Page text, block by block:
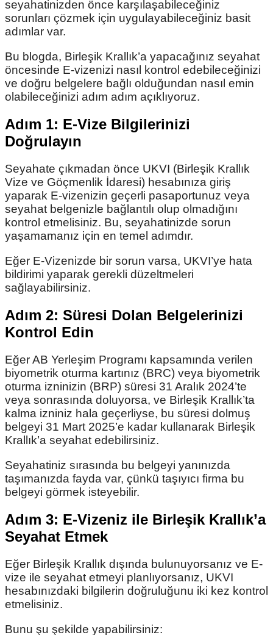
seyahatinizden önce karşılaşabileceğiniz
sorunları çözmek için uygulayabileceğiniz basit
adımlar var.
Bu blogda, Birleşik Krallık’a yapacağınız seyahat
öncesinde E-vizenizi nasıl kontrol edebileceğinizi
ve doğru belgelere bağlı olduğundan nasıl emin
olabileceğinizi adım adım açıklıyoruz.
Adım 1: E-Vize Bilgilerinizi
Doğrulayın
Seyahate çıkmadan önce UKVI (Birleşik Krallık
Vize ve Göçmenlik İdaresi) hesabınıza giriş
yaparak E-vizenizin geçerli pasaportunuz veya
seyahat belgenizle bağlantılı olup olmadığını
kontrol etmelisiniz. Bu, seyahatinizde sorun
yaşamamanız için en temel adımdır.
Eğer E-Vizenizde bir sorun varsa, UKVI’ye hata
bildirimi yaparak gerekli düzeltmeleri
sağlayabilirsiniz.
Adım 2: Süresi Dolan Belgelerinizi
Kontrol Edin
Eğer AB Yerleşim Programı kapsamında verilen
biyometrik oturma kartınız (BRC) veya biyometrik
oturma izninizin (BRP) süresi 31 Aralık 2024’te
veya sonrasında doluyorsa, ve Birleşik Krallık’ta
kalma izniniz hala geçerliyse, bu süresi dolmuş
belgeyi 31 Mart 2025’e kadar kullanarak Birleşik
Krallık’a seyahat edebilirsiniz.
Seyahatiniz sırasında bu belgeyi yanınızda
taşımanızda fayda var, çünkü taşıyıcı firma bu
belgeyi görmek isteyebilir.
Adım 3: E-Vizeniz ile Birleşik Krallık’a
Seyahat Etmek
Eğer Birleşik Krallık dışında bulunuyorsanız ve E-
vize ile seyahat etmeyi planlıyorsanız, UKVI
hesabınızdaki bilgilerin doğruluğunu iki kez kontrol
etmelisiniz.
Bunu şu şekilde yapabilirsiniz: